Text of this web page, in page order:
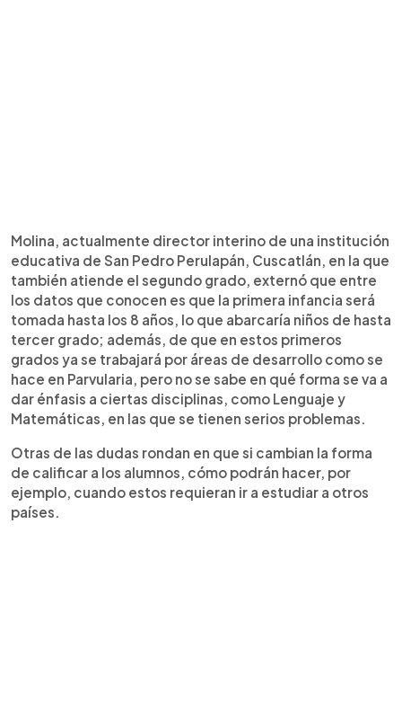
Molina, actualmente director interino de una institución
educativa de San Pedro Perulapán, Cuscatlán, en la que
también atiende el segundo grado, externó que entre
los datos que conocen es que la primera infancia será
tomada hasta los 8 años, lo que abarcaría niños de hasta
tercer grado; además, de que en estos primeros
grados ya se trabajará por áreas de desarrollo como se
hace en Parvularia, pero no se sabe en qué forma se va a
dar énfasis a ciertas disciplinas, como Lenguaje y
Matemáticas, en las que se tienen serios problemas.
Otras de las dudas rondan en que si cambian la forma
de calificar a los alumnos, cómo podrán hacer, por
ejemplo, cuando estos requieran ir a estudiar a otros
países.